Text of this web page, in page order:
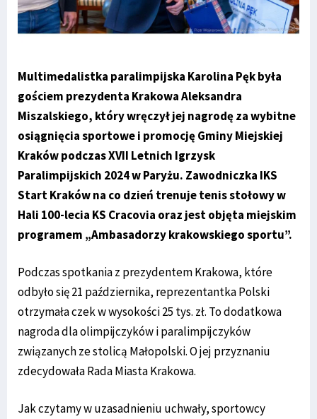
Multimedalistka paralimpijska Karolina Pęk była
gościem prezydenta Krakowa Aleksandra
Miszalskiego, który wręczył jej nagrodę za wybitne
osiągnięcia sportowe i promocję Gminy Miejskiej
Kraków podczas XVII Letnich Igrzysk
Paralimpijskich 2024 w Paryżu. Zawodniczka IKS
Start Kraków na co dzień trenuje tenis stołowy w
Hali 100-lecia KS Cracovia oraz jest objęta miejskim
programem „Ambasadorzy krakowskiego sportu”.
Podczas spotkania z prezydentem Krakowa, które
odbyło się 21 października, reprezentantka Polski
otrzymała czek w wysokości 25 tys. zł. To dodatkowa
nagroda dla olimpijczyków i paralimpijczyków
związanych ze stolicą Małopolski. O jej przyznaniu
zdecydowała Rada Miasta Krakowa.
Jak czytamy w uzasadnieniu uchwały, sportowcy